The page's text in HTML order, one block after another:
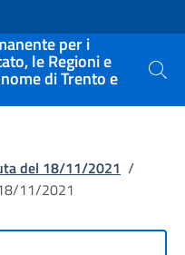
per i
le Regioni e
di Trento e Cerca
del 18/11/2021 /
11/2021